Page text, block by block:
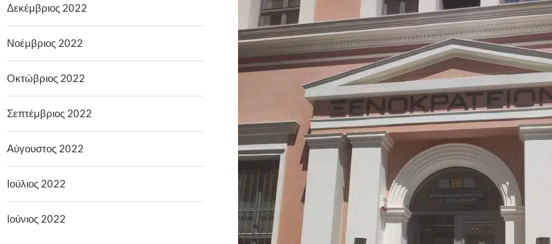
Δεκέμβριος 2022
Νοέμβριος 2022
Οκτώβριος 2022
Σεπτέμβριος 2022
Αύγουστος 2022
Ιούλιος 2022
Ιούνιος 2022